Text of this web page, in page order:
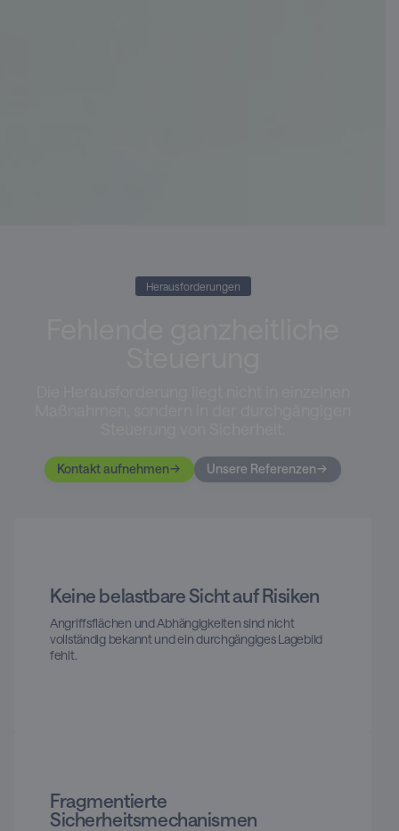
Herausforderungen
Kontakt aufnehmen Unsere Referenzen
Keine belastbare Sicht auf Risiken
Angriffsflächen und Abhängigkeiten sind nicht
vollständig bekannt und ein durchgängiges Lagebild
fehlt.
Fragmentierte
Sicherheitsmechanismen